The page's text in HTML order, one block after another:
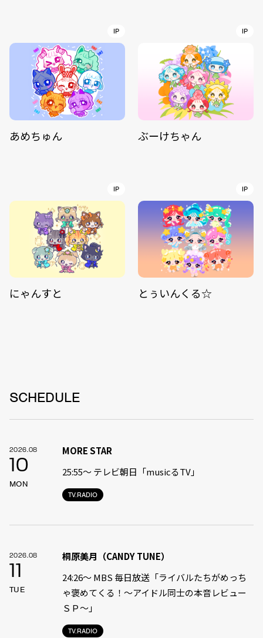
IP
あめちゅん
IP
ぶーけちゃん
IP
にゃんすと
IP
とぅいんくる☆
SCHEDULE
2026.08
10
MON
TV.RADIO
MORE STAR
25:55〜 テレビ朝日「musicるTV」
2026.08
11
TUE
TV.RADIO
桐原美月（CANDY TUNE）
24:26〜 MBS 毎日放送「ライバルたちがめっち
ゃ褒めてくる！〜アイドル同士の本音レビュー
ＳＰ〜」